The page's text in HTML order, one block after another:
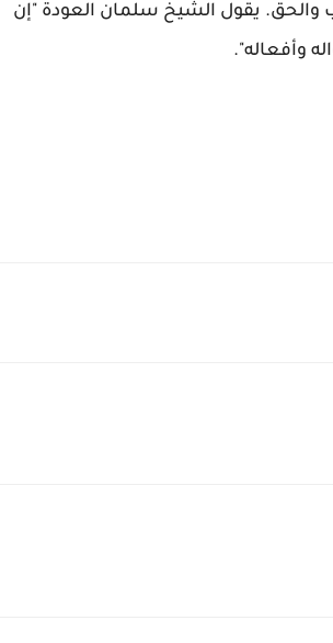
والحق. يقول الشيخ سلمان العودة "إن
وأفعاله".